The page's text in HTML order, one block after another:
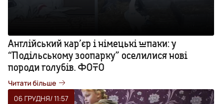
Англійський кар’єр і німецькі шпаки: у
“Подільському зоопарку” оселилися нові
породи голубів. ФОТО
Читати більше
06 ГРУДНЯ/ 11:57